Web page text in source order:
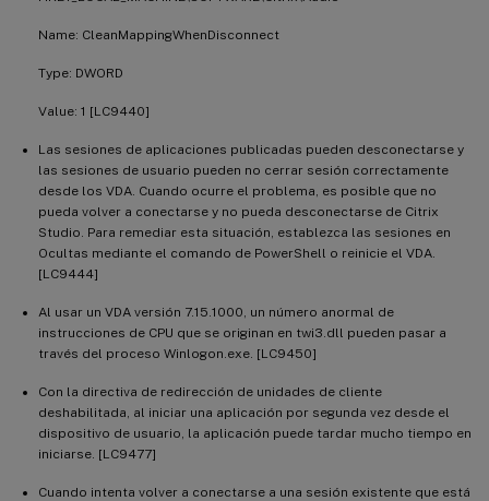
Name: CleanMappingWhenDisconnect
Type: DWORD
Value: 1 [LC9440]
Las sesiones de aplicaciones publicadas pueden desconectarse y
las sesiones de usuario pueden no cerrar sesión correctamente
desde los VDA. Cuando ocurre el problema, es posible que no
pueda volver a conectarse y no pueda desconectarse de Citrix
Studio. Para remediar esta situación, establezca las sesiones en
Ocultas mediante el comando de PowerShell o reinicie el VDA.
[LC9444]
Al usar un VDA versión 7.15.1000, un número anormal de
instrucciones de CPU que se originan en twi3.dll pueden pasar a
través del proceso Winlogon.exe. [LC9450]
Con la directiva de redirección de unidades de cliente
deshabilitada, al iniciar una aplicación por segunda vez desde el
dispositivo de usuario, la aplicación puede tardar mucho tiempo en
iniciarse. [LC9477]
Cuando intenta volver a conectarse a una sesión existente que está